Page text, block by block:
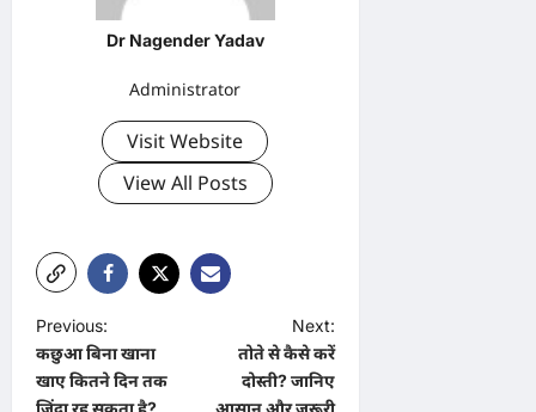
Dr Nagender Yadav
Administrator
Visit Website
View All Posts
P
o
s
Previous:
कछुआ बिना खाना
खाए कितने दिन तक
जिंदा रह सकता है?
Next:
तोते से कैसे करें
दोस्ती? जानिए
आसान और जरूरी